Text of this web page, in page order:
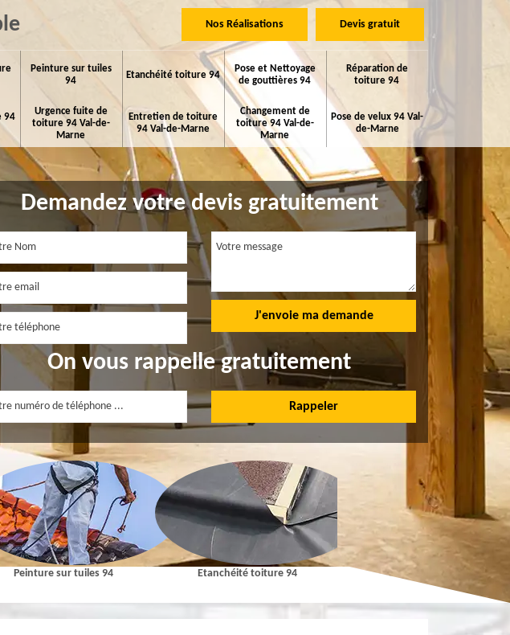
Nos Réalisations Devis gratuit
Peinture sur tuiles
94
Etanchéité toiture 94
Pose et Nettoyage
de gouttières 94
Réparation de
toiture 94
94
Urgence fuite de
toiture 94 Val-de-
Marne
Entretien de toiture
94 Val-de-Marne
Changement de
toiture 94 Val-de-
Marne
Pose de velux 94 Val-
de-Marne
Demandez votre devis gratuitement
On vous rappelle gratuitement
Peinture sur tuiles 94 Etanchéité toiture 94 Pose et Nettoyage de gouttières